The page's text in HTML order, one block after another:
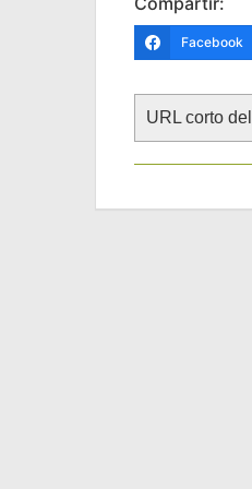
Facebook
URL corto